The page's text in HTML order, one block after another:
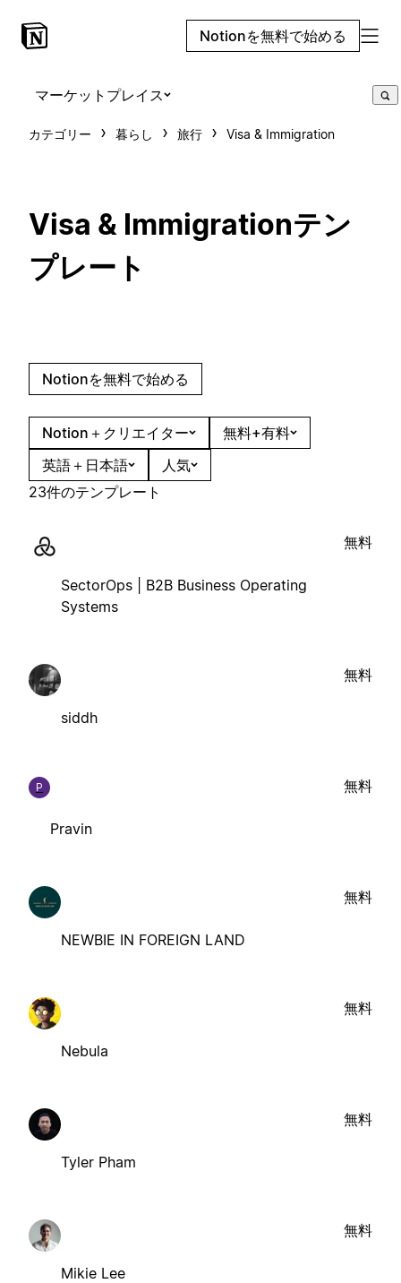
Notionを無料で始める
マーケットプレイス
カテゴリー 暮らし 旅行 Visa & Immigration
Visa & Immigrationテン
プレート
Notionを無料で始める
Notion＋クリエイター
無料+有料
英語＋日本語
人気
23件のテンプレート
SectorOps | B2B Business Operating
Systems
無料
siddh
無料
P
Pravin
無料
NEWBIE IN FOREIGN LAND
無料
Nebula
無料
Tyler Pham
無料
Mikie Lee
無料